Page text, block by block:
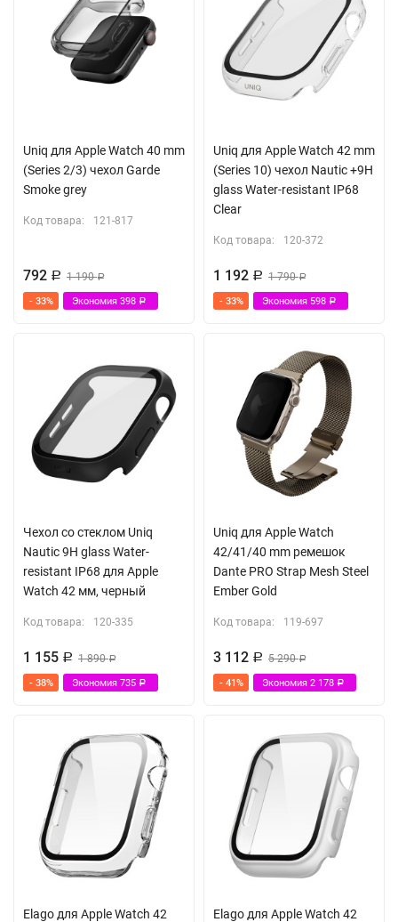
Uniq для Apple Watch 40 mm
(Series 2/3) чехол Garde
Smoke grey
Код товара: 121-817
792 Р 1 190Р
- 33% Экономия 398 Р
Uniq для Apple Watch 42 mm
(Series 10) чехол Nautic +9H
glass Water-resistant IP68
Clear
Код товара: 120-372
1 192 Р 1 790Р
- 33% Экономия 598 Р
Чехол со стеклом Uniq
Nautic 9H glass Water-
resistant IP68 для Apple
Watch 42 мм, черный
Код товара: 120-335
1 155 Р 1 890Р
- 38% Экономия 735 Р
Uniq для Apple Watch
42/41/40 mm ремешок
Dante PRO Strap Mesh Steel
Ember Gold
Код товара: 119-697
3 112 Р 5 290Р
- 41% Экономия 2 178 Р
Elago для Apple Watch 42
Elago для Apple Watch 42